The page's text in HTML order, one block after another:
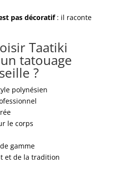
pas décoratif: il raconte
Taatiki
tatouage
?
polynésien
le corps
gamme
et de la tradition